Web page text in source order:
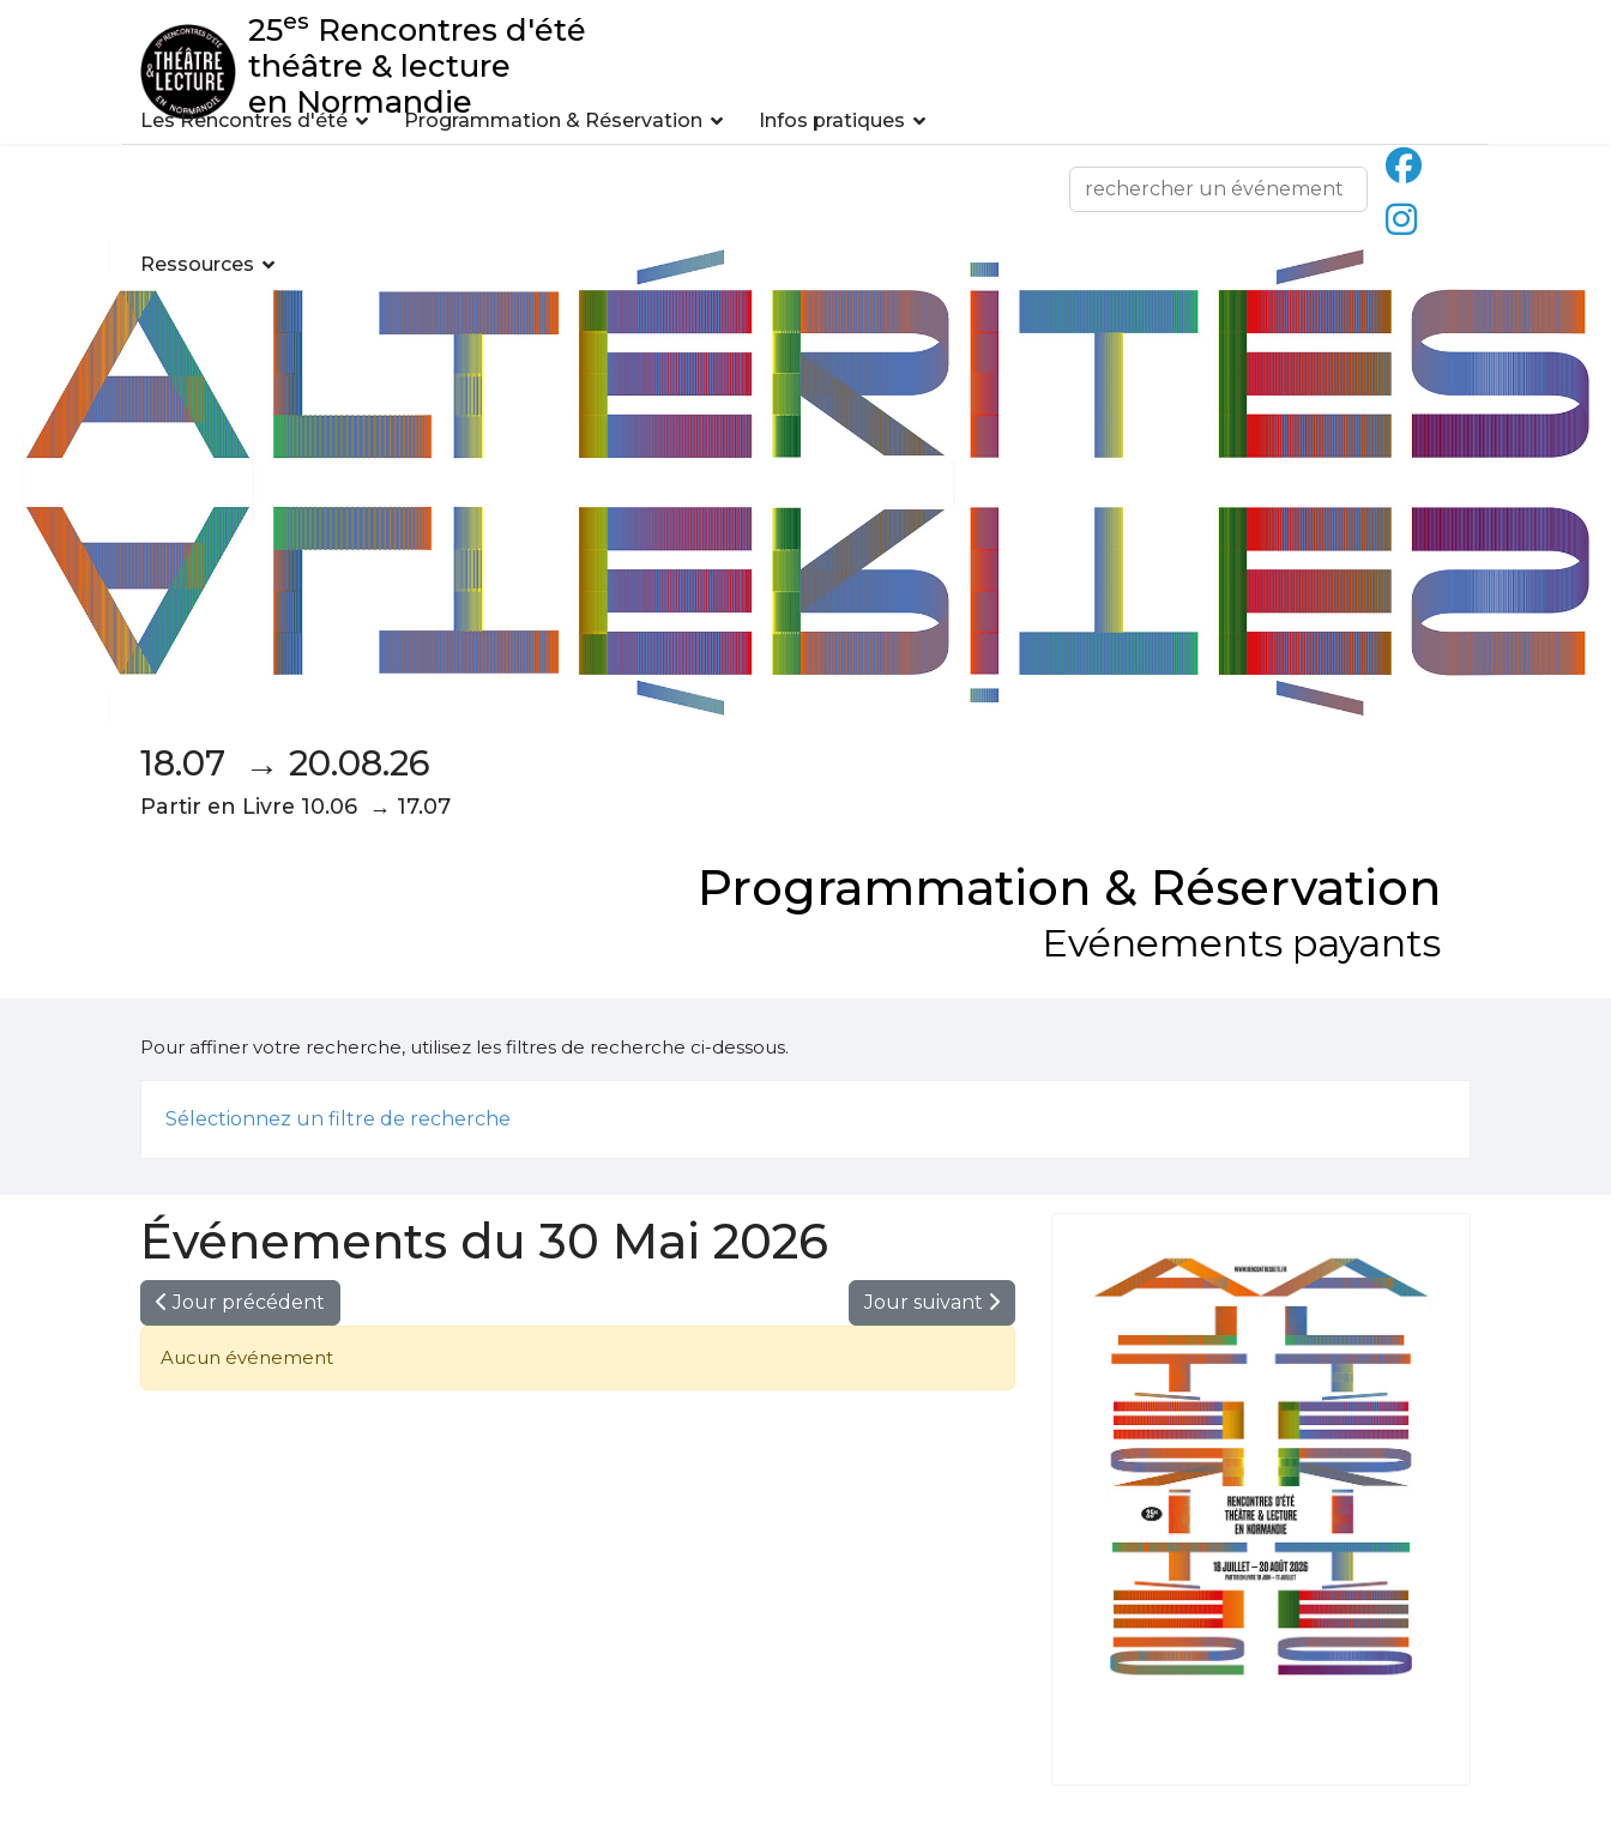
25es Rencontres d'été
théâtre & lecture
en Normandie
Les Rencontres d'été Programmation & Réservation Infos pratiques
Ressources
18.07 → 20.08.26
Partir en Livre 10.06 → 17.07
Programmation & Réservation
Evénements payants
Pour affiner votre recherche, utilisez les filtres de recherche ci-dessous.
Sélectionnez un filtre de recherche
Événements du 30 Mai 2026
Jour précédent Jour suivant
Aucun événement